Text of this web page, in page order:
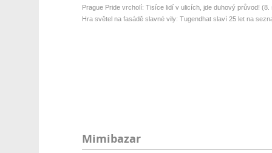
Prague Pride vrcholí: Tisíce lidí v ulicích, jde duhový průvod! (8.
Hra světel na fasádě slavné vily: Tugendhat slaví 25 let na
Mimibazar